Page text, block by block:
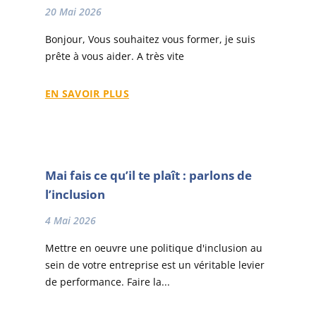
20 Mai 2026
Bonjour, Vous souhaitez vous former, je suis
prête à vous aider. A très vite
EN SAVOIR PLUS
Mai fais ce qu’il te plaît : parlons de
l’inclusion
4 Mai 2026
Mettre en oeuvre une politique d'inclusion au
sein de votre entreprise est un véritable levier
de performance. Faire la...